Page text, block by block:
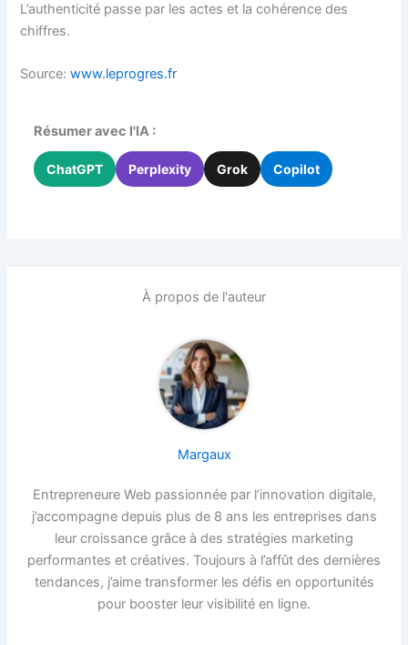
L’authenticité passe par les actes et la cohérence des
chiffres.
Source:www.leprogres.fr
Résumer avec l'IA :
ChatGPT Perplexity Grok Copilot
À propos de l'auteur
Margaux
Entrepreneure Web passionnée par l’innovation digitale,
j’accompagne depuis plus de 8 ans les entreprises dans
leur croissance grâce à des stratégies marketing
performantes et créatives. Toujours à l’affût des dernières
tendances, j’aime transformer les défis en opportunités
pour booster leur visibilité en ligne.